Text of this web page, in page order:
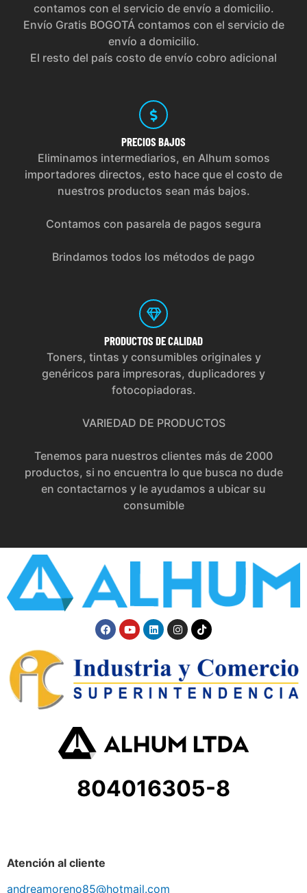
contamos con el servicio de envío a domicilio.
Envío Gratis BOGOTÁ contamos con el servicio de
envío a domicilio.
El resto del país costo de envío cobro adicional
PRECIOS BAJOS
Eliminamos intermediarios, en Alhum somos
importadores directos, esto hace que el costo de
nuestros productos sean más bajos.
Contamos con pasarela de pagos segura
Brindamos todos los métodos de pago
PRODUCTOS DE CALIDAD
Toners, tintas y consumibles originales y
genéricos para impresoras, duplicadores y
fotocopiadoras.
VARIEDAD DE PRODUCTOS
Tenemos para nuestros clientes más de 2000
productos, si no encuentra lo que busca no dude
en contactarnos y le ayudamos a ubicar su
consumible
804016305-8
Atención al cliente
andreamoreno85@hotmail.com